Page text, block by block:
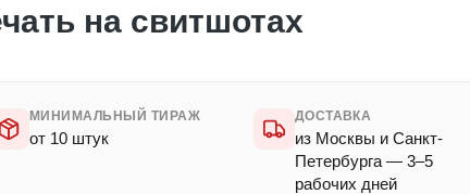
фартуках
Печать на головных уборах
Кружки
на свитшотах
МИНИМАЛЬНЫЙ ТИРАЖ
от 10 штук
ДОСТАВКА
из Москвы и Санкт-
Петербурга — 3–5
рабочих дней